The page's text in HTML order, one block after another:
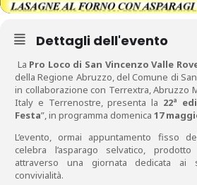
Dettagli dell'evento
La Pro Loco di San Vincenzo Valle
della Regione Abruzzo, del Comune di
in collaborazione con Terrextra, Abruzzo
Italy e Terrenostre, presenta la 22ª
Festa”, in programma domenica 17
L’evento, ormai appuntamento fisso
celebra l’asparago selvatico,
attraverso una giornata dedicata ai
convivialità.